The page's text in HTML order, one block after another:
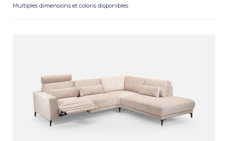
Multiples dimensions et coloris disponibles